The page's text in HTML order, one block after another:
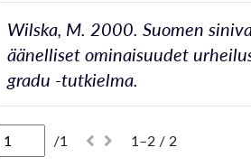
Wilska, M. 2000. Suomen
äänelliset ominaisuudet
gradu -tutkielma.
/1 1–2 / 2